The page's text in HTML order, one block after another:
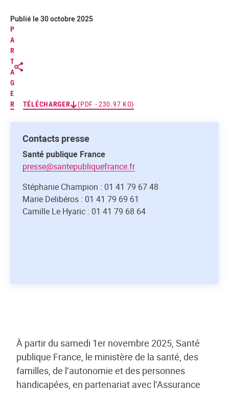
P
A
R
T
A
G
E
R
TÉLÉCHARGER (PDF - 230.97 KO)
Publié le 30 octobre 2025
Contacts presse
Santé publique France
presse@santepubliquefrance.fr
Stéphanie Champion : 01 41 79 67 48
Marie Delibéros : 01 41 79 69 61
Camille Le Hyaric : 01 41 79 68 64
À partir du samedi 1er novembre 2025, Santé
publique France, le ministère de la santé, des
familles, de l’autonomie et des personnes
handicapées, en partenariat avec l’Assurance